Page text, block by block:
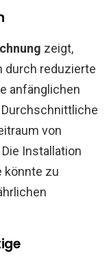
zeigt,
durch reduzierte
anfänglichen
von
Installation
könnte zu